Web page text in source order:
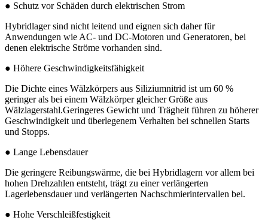
● Schutz vor Schäden durch elektrischen Strom
Hybridlager sind nicht leitend und eignen sich daher für
Anwendungen wie AC- und DC-Motoren und Generatoren, bei
denen elektrische Ströme vorhanden sind.
● Höhere Geschwindigkeitsfähigkeit
Die Dichte eines Wälzkörpers aus Siliziumnitrid ist um 60 %
geringer als bei einem Wälzkörper gleicher Größe aus
Wälzlagerstahl.Geringeres Gewicht und Trägheit führen zu höherer
Geschwindigkeit und überlegenem Verhalten bei schnellen Starts
und Stopps.
● Lange Lebensdauer
Die geringere Reibungswärme, die bei Hybridlagern vor allem bei
hohen Drehzahlen entsteht, trägt zu einer verlängerten
Lagerlebensdauer und verlängerten Nachschmierintervallen bei.
● Hohe Verschleißfestigkeit